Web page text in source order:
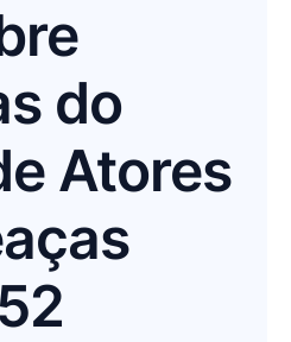
do
Atores